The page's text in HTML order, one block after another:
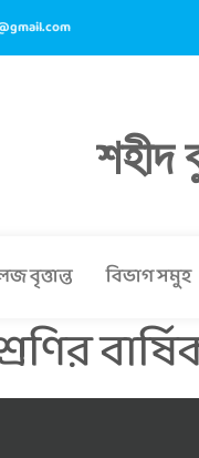
শহীদ
বৃত্তান্ত বিভাগ সমুহ